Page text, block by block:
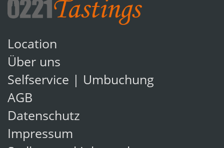
Location
Über uns
Selfservice | Umbuchung
AGB
Datenschutz
Impressum